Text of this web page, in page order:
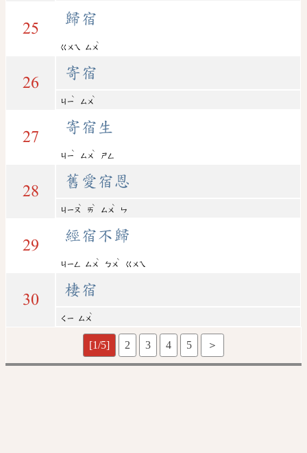
25
歸宿
ㄍㄨㄟ ㄙㄨ
ˋ
26
寄宿
ㄐㄧ
ˋ
ㄙㄨ
ˋ
27
寄宿生
ㄐㄧ
ˋ
ㄙㄨ
ˋ
ㄕㄥ
28
舊愛宿恩
ㄐㄧㄡ
ˋ
ㄞ
ˋ
ㄙㄨ
ˋ
ㄣ
29
經宿不歸
ㄐㄧㄥ ㄙㄨ
ˋ
ㄅㄨ
ˋ
ㄍㄨㄟ
30
棲宿
ㄑㄧ ㄙㄨ
ˋ
[1/5] 2 3 4 5 ＞